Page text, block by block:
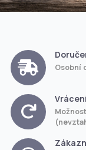
Osobní